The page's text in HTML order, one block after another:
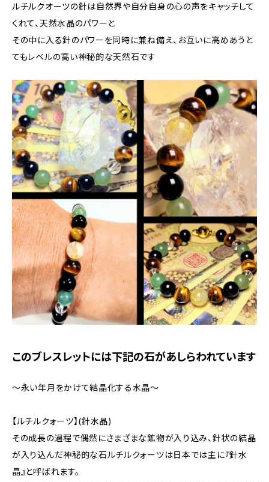
ルチルクオーツの針は自然界や自分自身の心の声をキャッチして
くれて、天然水晶のパワーと
その中に入る針のパワーを同時に兼ね備え、お互いに高めあうと
てもレベルの高い神秘的な天然石です
このブレスレットには下記の石があしらわれています
～永い年月をかけて結晶化する水晶～
【ルチルクォーツ】(針水晶)
その成長の過程で偶然にさまざまな鉱物が入り込み、針状の結晶
が入り込んだ神秘的な石ルチルクォーツは日本では主に『針水
晶』と呼ばれます。